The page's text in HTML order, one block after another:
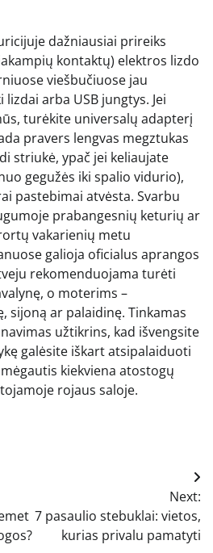
dažniausiai prireiks
kontaktų) elektros lizdo
viešbučiuose jau
arba USB jungtys. Jei
turėkite universalų adapterį
pravers lengvas megztukas
striukė, ypač jei keliaujate
gegužės iki spalio vidurio),
pastebimai atvėsta. Svarbu
prabangesnių keturių ar
vakarienių metu
galioja oficialus aprangos
rekomenduojama turėti
o moterims –
sijoną ar palaidinę. Tinkamas
užtikrins, kad išvengsite
galėsite iškart atsipalaiduoti
kiekviena atostogų
rojaus saloje.
Next:
7 pasaulio stebuklai: vietos,
kurias privalu pamatyti